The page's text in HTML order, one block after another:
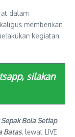
dalam
memberikan
kegiatan
silakan
Bola Setiap
Batas, lewat LIVE